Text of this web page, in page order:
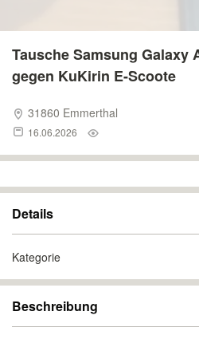
Tausche Samsung Galaxy
gegen KuKirin E-Scoote
31860 Emmerthal
16.06.2026
Details
Kategorie
Beschreibung